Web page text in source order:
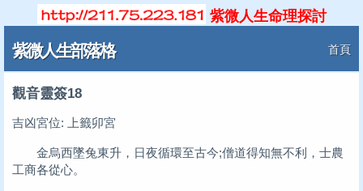
紫微人生命理探討
紫微人生部落格 首頁
觀音靈簽18
吉凶宮位: 上籤卯宮
金烏西墜兔東升，日夜循環至古今;僧道得知無不利，士農
工商各從心。